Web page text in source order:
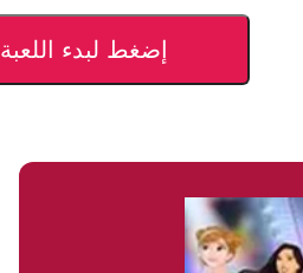
إضغط لبدء اللعبة